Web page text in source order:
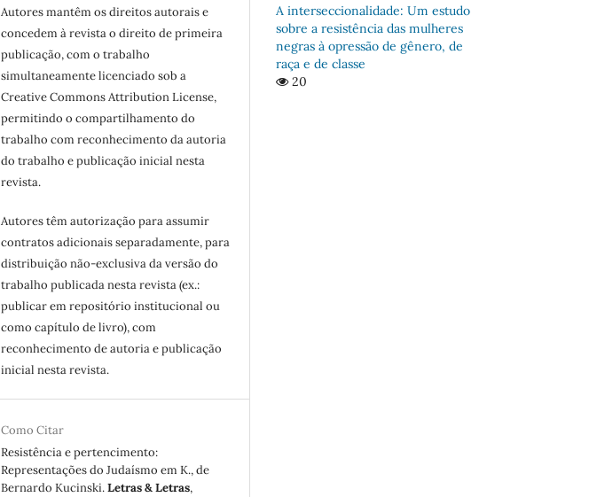
Autores mantêm os direitos autorais e
concedem à revista o direito de primeira
publicação, com o trabalho
simultaneamente licenciado sob a
Creative Commons Attribution License,
permitindo o compartilhamento do
trabalho com reconhecimento da autoria
do trabalho e publicação inicial nesta
revista.
Autores têm autorização para assumir
contratos adicionais separadamente, para
distribuição não-exclusiva da versão do
trabalho publicada nesta revista (ex.:
publicar em repositório institucional ou
como capítulo de livro), com
reconhecimento de autoria e publicação
inicial nesta revista.
Como Citar
Resistência e pertencimento:
Representações do Judaísmo em K., de
Bernardo Kucinski.Letras & Letras,
A interseccionalidade: Um estudo
sobre a resistência das mulheres
negras à opressão de gênero, de
raça e de classe
20